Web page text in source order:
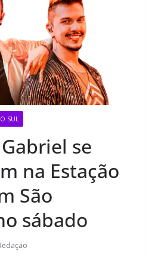
SUL
Gabriel se
na Estação
São
sábado